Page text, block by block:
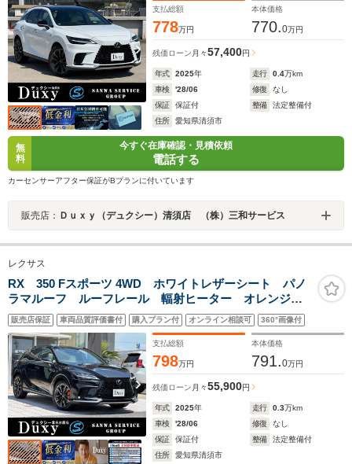
ダークルーズコントロール
支払総額
778万円
本体価格
770.0万円
残価ローン 月々57,400円
年式 2025年 走行 0.4万km
車検
'28/06 修復
なし
保証
保証付 整備
法定整備付
住所
愛知県清須市
無
料
今すぐ在庫確認・見積依頼
電話する
カーセンサーアフター保証がBプランに付いています
販売店： Ｄｕｘｙ（デュクシー）清須店 （株）三和サービス
レクサス
RX 350 Fスポーツ 4WD ホワイトレザーシート パノ
ラマルーフ ルーフレール 輻射ヒーター オレンジキ
ャリパー デジタルインナーミラー 寒冷地仕様 ドラ
イブレコーダー レクサスチームメイト ブラインドス
ポットモニター ETC2.0
販売店保証 車両品質評価書付 購入プラン付 オンライン相談可 360°画像付
支払総額
798万円
本体価格
791.0万円
残価ローン 月々55,900円
年式 2025年 走行 0.3万km
車検
'28/06 修復
なし
保証
保証付 整備
法定整備付
住所
愛知県清須市